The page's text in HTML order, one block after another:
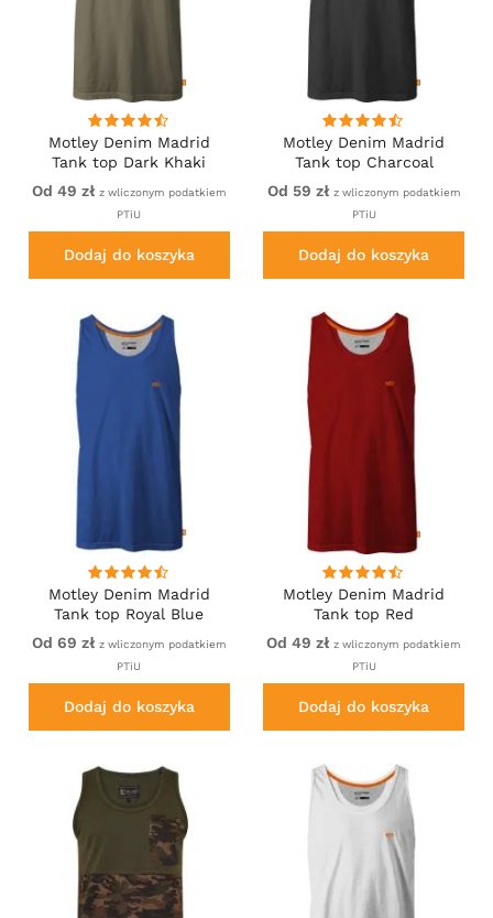
Motley Denim Madrid
Tank top Dark Khaki
Od 49 zł z wliczonym podatkiem
PTiU
Dodaj do koszyka
Motley Denim Madrid
Tank top Charcoal
Od 59 zł z wliczonym podatkiem
PTiU
Dodaj do koszyka
Motley Denim Madrid
Tank top Royal Blue
Od 69 zł z wliczonym podatkiem
PTiU
Dodaj do koszyka
Motley Denim Madrid
Tank top Red
Od 49 zł z wliczonym podatkiem
PTiU
Dodaj do koszyka